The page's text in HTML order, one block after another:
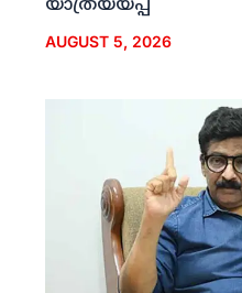
യാത്രയയപ്പ്
AUGUST 5, 2026